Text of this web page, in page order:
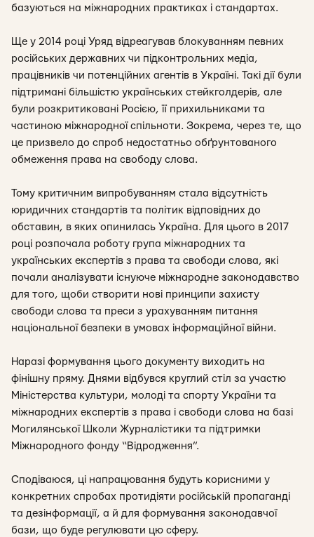
базуються на міжнародних практиках і стандартах.
Ще у 2014 році Уряд відреагував блокуванням певних
російських державних чи підконтрольних медіа,
працівників чи потенційних агентів в Україні. Такі дії були
підтримані більшістю українських стейкголдерів, але
були розкритиковані Росією, її прихильниками та
частиною міжнародної спільноти. Зокрема, через те, що
це призвело до спроб недостатньо обґрунтованого
обмеження права на свободу слова.
Тому критичним випробуванням стала відсутність
юридичних стандартів та політик відповідних до
обставин, в яких опинилась Україна. Для цього в 2017
році розпочала роботу група міжнародних та
українських експертів з права та свободи слова, які
почали аналізувати існуюче міжнародне законодавство
для того, щоби створити нові принципи захисту
свободи слова та преси з урахуванням питання
національної безпеки в умовах інформаційної війни.
Наразі формування цього документу виходить на
фінішну пряму. Днями відбувся круглий стіл за участю
Міністерства культури, молоді та спорту України та
міжнародних експертів з права і свободи слова на базі
Могилянської Школи Журналістики та підтримки
Міжнародного фонду “Відродження”.
Сподіваюся, ці напрацювання будуть корисними у
конкретних спробах протидіяти російській пропаганді
та дезінформації, а й для формування законодавчої
бази, що буде регулювати цю сферу.